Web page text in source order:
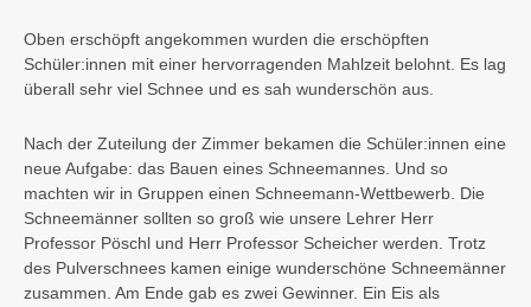
Oben erschöpft angekommen wurden die erschöpften
Schüler:innen mit einer hervorragenden Mahlzeit belohnt. Es lag
überall sehr viel Schnee und es sah wunderschön aus.
Nach der Zuteilung der Zimmer bekamen die Schüler:innen eine
neue Aufgabe: das Bauen eines Schneemannes. Und so
machten wir in Gruppen einen Schneemann-Wettbewerb. Die
Schneemänner sollten so groß wie unsere Lehrer Herr
Professor Pöschl und Herr Professor Scheicher werden. Trotz
des Pulverschnees kamen einige wunderschöne Schneemänner
zusammen. Am Ende gab es zwei Gewinner. Ein Eis als